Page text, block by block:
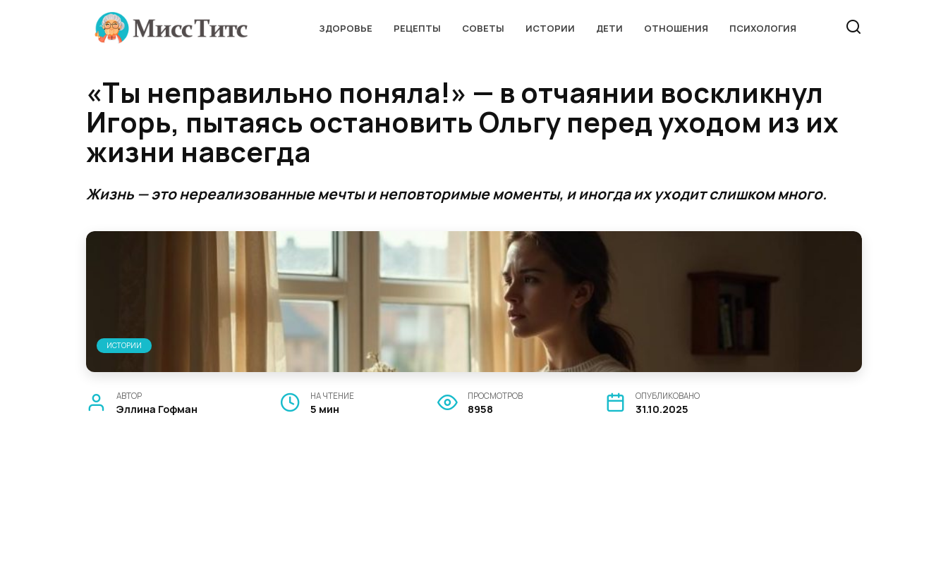
ЗДОРОВЬЕ РЕЦЕПТЫ СОВЕТЫ ИСТОРИИ ДЕТИ ОТНОШЕНИЯ ПСИХОЛОГИЯ
«Ты неправильно поняла!» — в отчаянии воскликнул
Игорь, пытаясь остановить Ольгу перед уходом из их
жизни навсегда
Жизнь — это нереализованные мечты и неповторимые моменты, и иногда их уходит слишком много.
ИСТОРИИ
АВТОР
Эллина Гофман
НА ЧТЕНИЕ
5 мин
ПРОСМОТРОВ
8958
ОПУБЛИКОВАНО
31.10.2025